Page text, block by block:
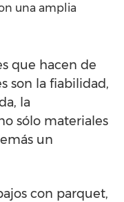
una amplia
que hacen de
son la fiabilidad,
la
sólo materiales
un
con parquet,